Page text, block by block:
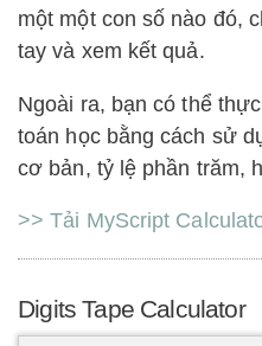
một một con số nào đó,
tay và xem kết quả.
Ngoài ra, bạn có thể
toán học bằng cách sử
cơ bản, tỷ lệ phần trăm,
>> Tải MyScript
Digits Tape Calculator